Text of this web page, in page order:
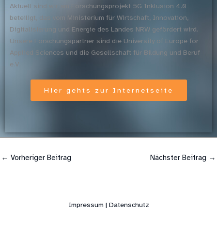
Aktuell sind wir am Forschungsprojekt 5G Inklusion 4.0
beteiligt, das vom Ministerium für Wirtschaft, Innovation,
Digitalisierung und Energie des Landes NRW gefördert wird.
Unsere Forschungspartner sind die University of Europe for
Applied Sciences und die Gesellschaft für Bildung und Beruf
e.V.
Hier gehts zur Internetseite
← Vorheriger Beitrag Nächster Beitrag →
Impressum | Datenschutz